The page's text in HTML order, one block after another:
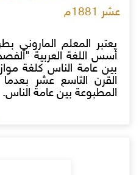
عشر 1881م
يعتبر المعلم الماروني
أسس اللغة العربية
بين عامة الناس كلغة
القرن التاسع عشر
المطبوعة بين عامة الناس.